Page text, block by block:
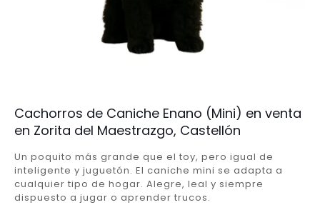
Cachorros de Caniche Enano (Mini) en venta
en Zorita del Maestrazgo, Castellón
Un poquito más grande que el toy, pero igual de
inteligente y juguetón. El caniche mini se adapta a
cualquier tipo de hogar. Alegre, leal y siempre
dispuesto a jugar o aprender trucos.